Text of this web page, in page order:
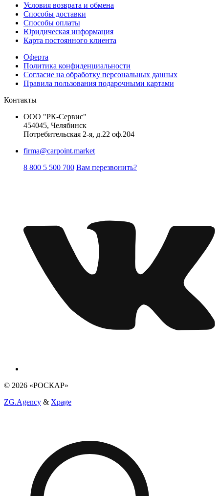
Условия возврата и обмена
Способы доставки
Способы оплаты
Юридическая информация
Карта постоянного клиента
Оферта
Политика конфиденциальности
Согласие на обработку персональных данных
Правила пользования подарочными картами
Контакты
ООО "РК-Сервис"
454045, Челябинск
Потребительская 2-я, д.22 оф.204
firma@carpoint.market
8 800 5 500 700 Вам перезвонить?
© 2026 «РОСКАР»
ZG.Agency & Xpage